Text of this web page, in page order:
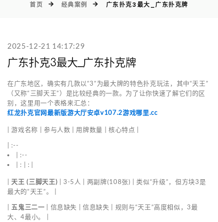
首页 经典案例 广东扑克3最大_广东扑克牌
2025-12-21 14:17:29
广东扑克3最大_广东扑克牌
在广东地区，确实有几款以“3”为最大牌的特色扑克玩法，其中“天王”
（又称“三脚天王”）是比较经典的一款。为了让你快速了解它们的区
别，这里用一个表格来汇总：
红龙扑克官网最新版游大厅安卓v107.2游戏哪里.cc
| 游戏名称 | 参与人数 | 用牌数量 | 核心特点 |
| :--
| :--
| : | : |
天王 (三脚天王) | 3-5人 | 两副牌(108张) | 类似“升级”，但方块3是
最大的“天王”。 |
五鬼三二一 | 信息缺失 | 信息缺失 | 规则与“天王”高度相似，3最
大、4最小。 |